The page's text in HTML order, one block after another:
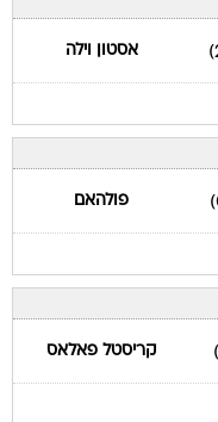
אסטון וילה
פולהאם
קריסטל פאלאס